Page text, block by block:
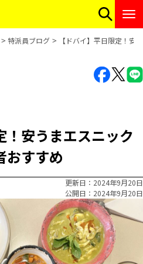
特派員ブログ 【ドバイ】平日限定！安
！安うまエスニック
おすすめ
更新日
2024年9月20日
公開日
2024年9月20日